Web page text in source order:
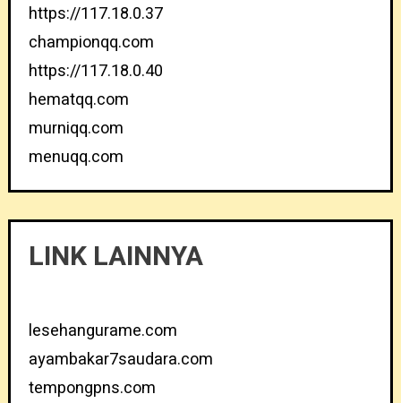
https://117.18.0.37
championqq.com
https://117.18.0.40
hematqq.com
murniqq.com
menuqq.com
LINK LAINNYA
lesehangurame.com
ayambakar7saudara.com
tempongpns.com